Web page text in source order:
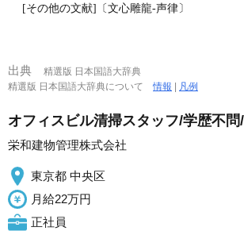
[その他の文献]〔文心雕龍‐声律〕
出典
精選版 日本国語大辞典
精選版 日本国語大辞典について情報 | 凡例
オフィスビル清掃スタッフ/学歴不
栄和建物管理株式会社
東京都 中央区
月給22万円
正社員